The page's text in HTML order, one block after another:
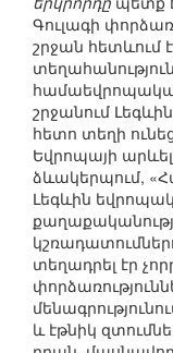
Գուլագի
շրջան հետևում
շրջանում
հետո տեղի
Եվրոպայի
ձևակերպում,
Լեգևին
տեղադրել էր
և էթնիկ